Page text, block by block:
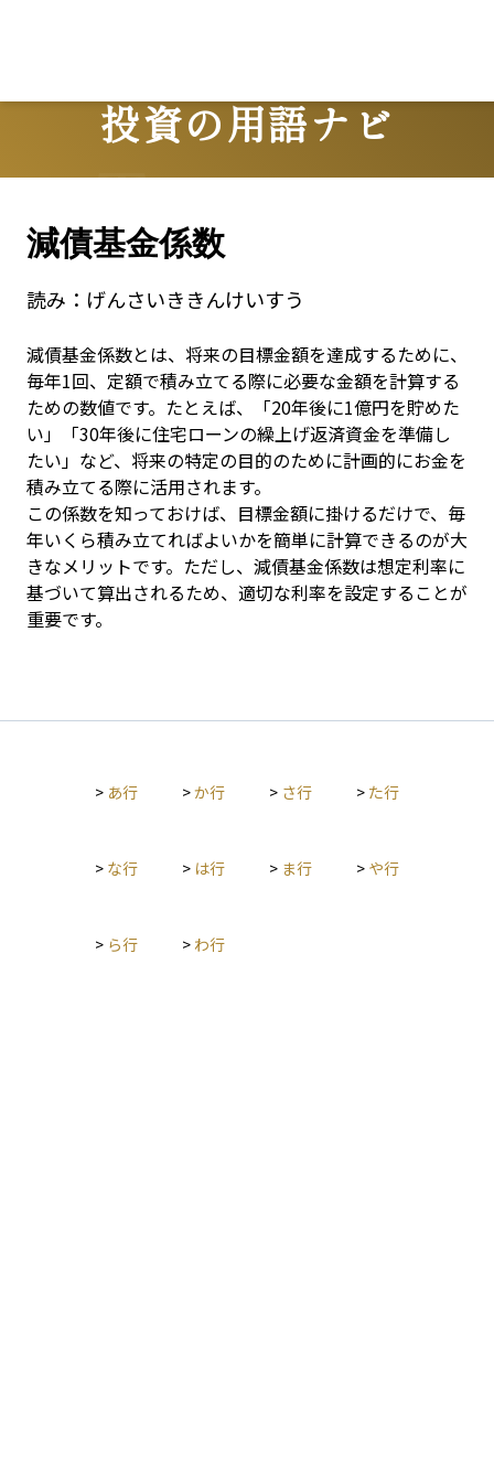
投資の用語ナビ
Terms
減債基金係数
読み： げんさいききんけいすう
減債基金係数とは、将来の目標金額を達成するために、
毎年1回、定額で積み立てる際に必要な金額を計算する
ための数値です。たとえば、「20年後に1億円を貯めた
い」「30年後に住宅ローンの繰上げ返済資金を準備し
たい」など、将来の特定の目的のために計画的にお金を
積み立てる際に活用されます。
この係数を知っておけば、目標金額に掛けるだけで、毎
年いくら積み立てればよいかを簡単に計算できるのが大
きなメリットです。ただし、減債基金係数は想定利率に
基づいて算出されるため、適切な利率を設定することが
重要です。
> あ行 >か行 > さ行 > た行
> な行 > は行 > ま行 > や行
> ら行 > わ行